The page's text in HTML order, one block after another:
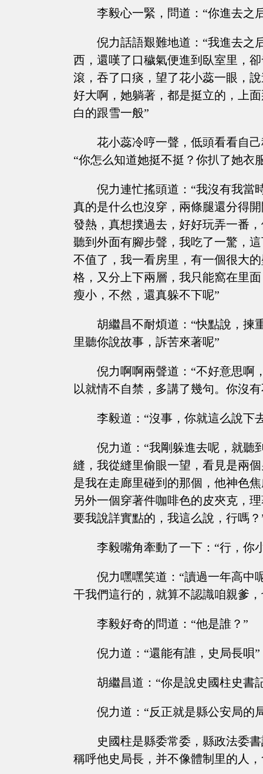
李毅心一緊，問道：“你進去之
倪力話語艱難地道：“我進去之
西，還嘆了口穢氣便進到臥室里，
滾，吞了口痰，望了花小蕊一眼，
好大啊，她躺著，都是挺立的，上
白的跟雪一般”
花小蕊冷哼一聲，低頭看看自
“你怎么知道她挺不挺？你扒了她衣
倪力連忙搖頭道：“我沒有我
真的是什么也沒穿，兩條腿還分得
發熱，真想撲過去，好好玩弄一番
聽到外面有腳步聲，我吃了一驚，
不值了，我一看房里，有一個很大
格，又分上下兩層，我只能窩在里
瘦小，不然，還真躲不下呢”
胡繼昌不耐煩道：“快點說，揀
里聽你說故事，訴苦來著呢”
倪力啊啊兩聲道：“不好意思啊
以就情不自禁，多講了幾句。你沒
李毅道：“沒事，你就這么說下
倪力道：“我剛躲進去呢，就聽
縫，我從縫里偷眼一望，看見是兩
是我在走廊里碰到的那個，他神色
另外一個穿著件咖啡色的皮夾克，
要我說詳實點的，我這么說，行嗎？
李毅嘴角牽動了一下：“行，你
倪力嘿嘿笑道：“讀過一年高中
干我們這行的，就算不認識咱親爹
李毅好奇的問道：“他是誰？”
倪力道：“還能有誰，史局長唄”
胡繼昌道：“你是說史國柱史書
倪力道：“反正就是縣公安局的
史國柱是縣委常委，縣政法委
稱呼他史局長，并不像體制里的人